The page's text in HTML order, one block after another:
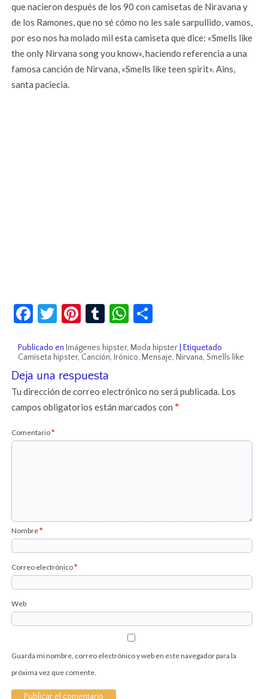
que nacieron después de los 90 con camisetas de Niravana y
de los Ramones, que no sé cómo no les sale sarpullido, vamos,
por eso nos ha molado mil esta camiseta que dice: «Smells like
the only Nirvana song you know», haciendo referencia a una
famosa canción de Nirvana, «Smells like teen spirit». Ains,
santa paciecia.
Facebook
Twitter
Pinterest
TumblrWhatsApp
Publicado en Imágenes hipster, Moda hipster
Etiquetado
Camiseta hipster, Canción, Irónico, Mensaje, Nirvana, Smells like
Deja una respuesta
Tu dirección de correo electrónico no será publicada. Los
campos obligatorios están marcados con*
Comentario*
Nombre*
Correo electrónico*
Web
Guarda mi nombre, correo electrónico y web en este navegador para la
próxima vez que comente.